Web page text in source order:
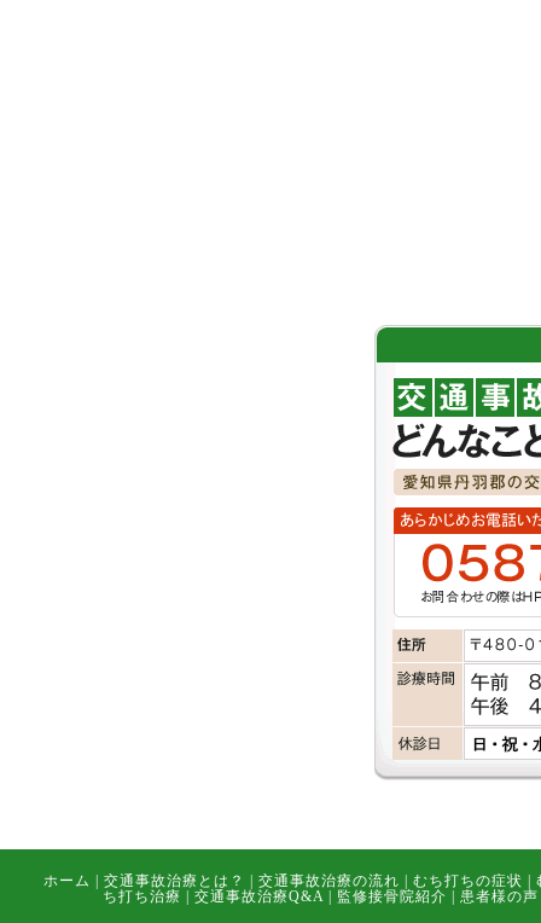
ホーム 交通事故治療とは？ 交通事故治療の流れ むち打ちの症状
ち打ち治療
交通事故治療Q&A 監修接骨院紹介 患者様の声